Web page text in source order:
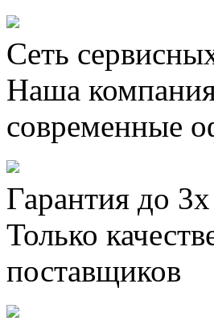
Сеть
Наша
современные
Гарантия до
Только
поставщиков